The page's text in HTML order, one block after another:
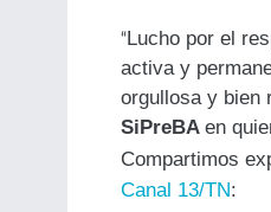
“Lucho por el
activa y
orgullosa y bien
SiPreBA en
Compartimos
Canal 13/TN: